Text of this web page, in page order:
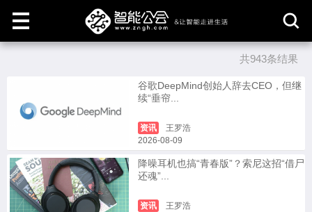
消
共943条结果
谷歌DeepMind创始人辞去CEO，但继
续“垂帘...
资讯
王罗浩
2026-08-09
降噪耳机也搞“青春版”？索尼这招“借尸
还魂”...
资讯
王罗浩